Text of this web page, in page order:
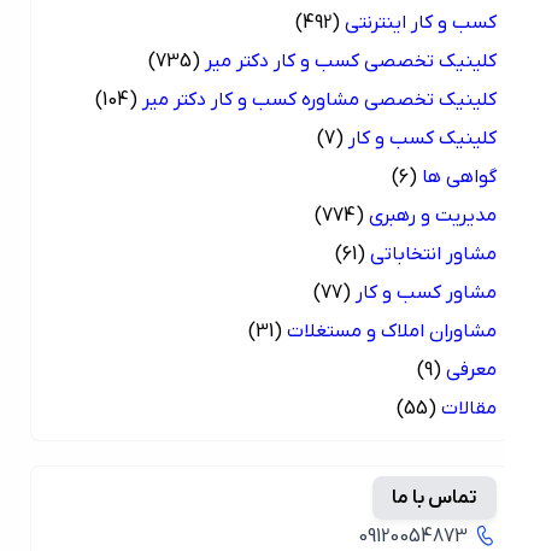
کسب و کار اینترنتی (492)
کلینیک تخصصی کسب و کار دکتر میر (735)
کلینیک تخصصی مشاوره کسب و کار دکتر میر (104)
کلینیک کسب و کار (7)
گواهی ها (6)
مدیریت و رهبری (774)
مشاور انتخاباتی (61)
مشاور کسب و کار (77)
مشاوران املاک و مستغلات (31)
معرفی (9)
مقالات (55)
تماس با ما
09120054873